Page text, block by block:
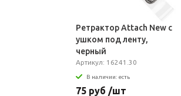
Ретрактор Attach New с
ушком под ленту,
черный
Артикул: 16241.30
В наличии: есть
75 руб /шт